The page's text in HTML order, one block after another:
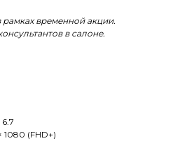
рамках временной акции.
в салоне.
(FHD+)